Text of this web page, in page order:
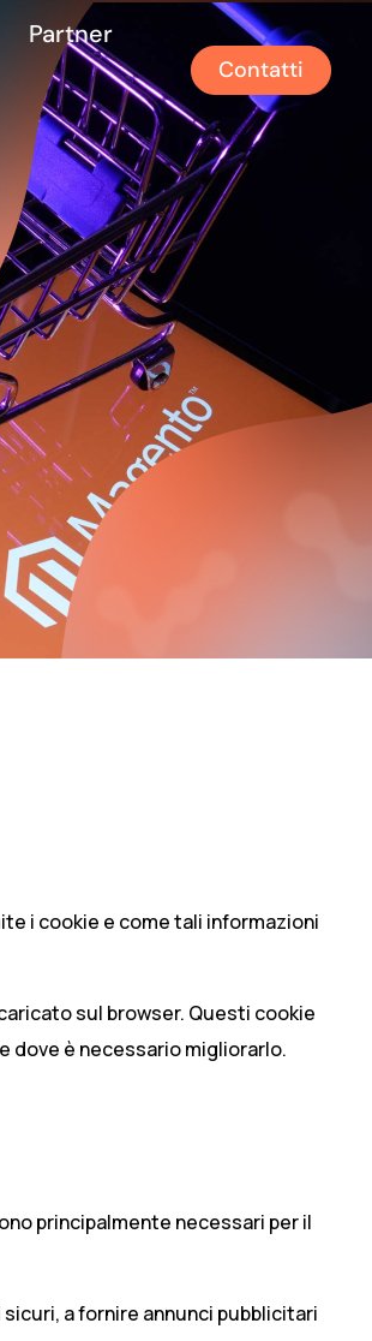
Partner
Contatti
i cookie e come tali informazioni
sul browser. Questi cookie
dove è necessario migliorarlo.
principalmente necessari per il
a fornire annunci pubblicitari